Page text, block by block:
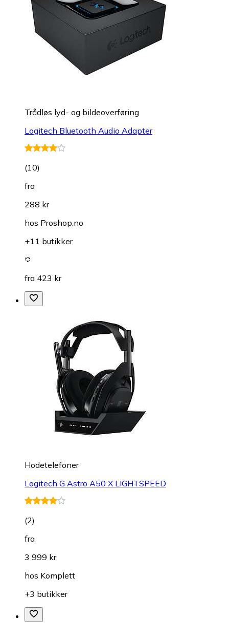
Trådløs lyd- og bildeoverføring
Logitech Bluetooth Audio Adapter
(10)
fra
288 kr
hos Proshop.no
+11 butikker
fra 423 kr
Hodetelefoner
Logitech G Astro A50 X LIGHTSPEED
(2)
fra
3 999 kr
hos Komplett
+3 butikker